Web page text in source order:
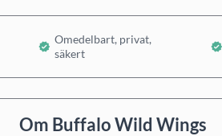
Omedelbart, privat,
säkert
Om Buffalo Wild Wings